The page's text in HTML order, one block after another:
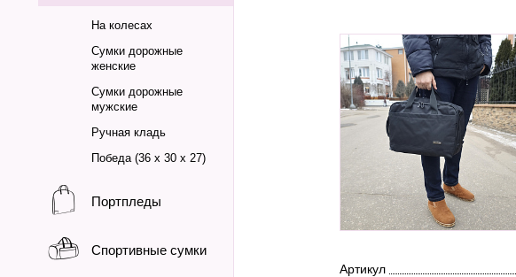
На колесах
Сумки дорожные
женские
Сумки дорожные
мужские
Ручная кладь
Победа (36 х 30 х 27)
Портпледы
Спортивные сумки
Артикул